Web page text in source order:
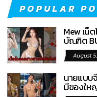
POPULAR
Mew เน็
บัณฑิต
August
นายแบบ
มีของให